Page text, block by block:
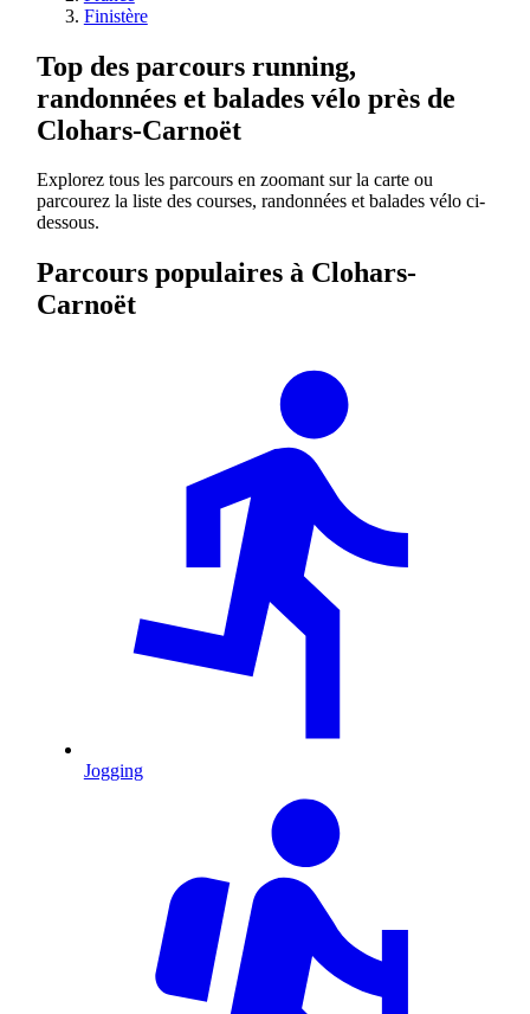
Finistère
Top des parcours running,
randonnées et balades vélo près de
Clohars-Carnoët
Explorez tous les parcours en zoomant sur la carte ou
parcourez la liste des courses, randonnées et balades vélo ci-
dessous.
Parcours populaires à Clohars-
Carnoët
Jogging